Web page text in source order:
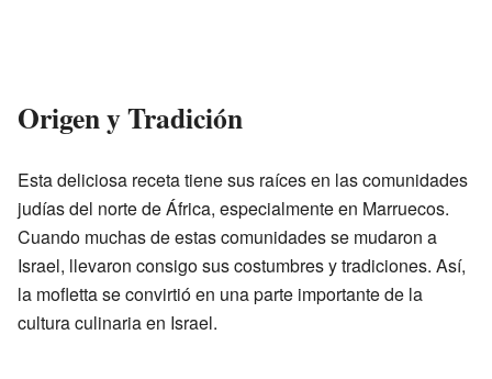
Origen y Tradición
Esta deliciosa receta tiene sus raíces en las comunidades
judías del norte de África, especialmente en Marruecos.
Cuando muchas de estas comunidades se mudaron a
Israel, llevaron consigo sus costumbres y tradiciones. Así,
la mofletta se convirtió en una parte importante de la
cultura culinaria en Israel.